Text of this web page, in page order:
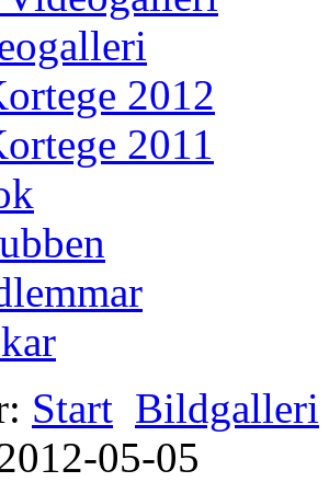
2012
2011
Start Bildgalleri
05-05